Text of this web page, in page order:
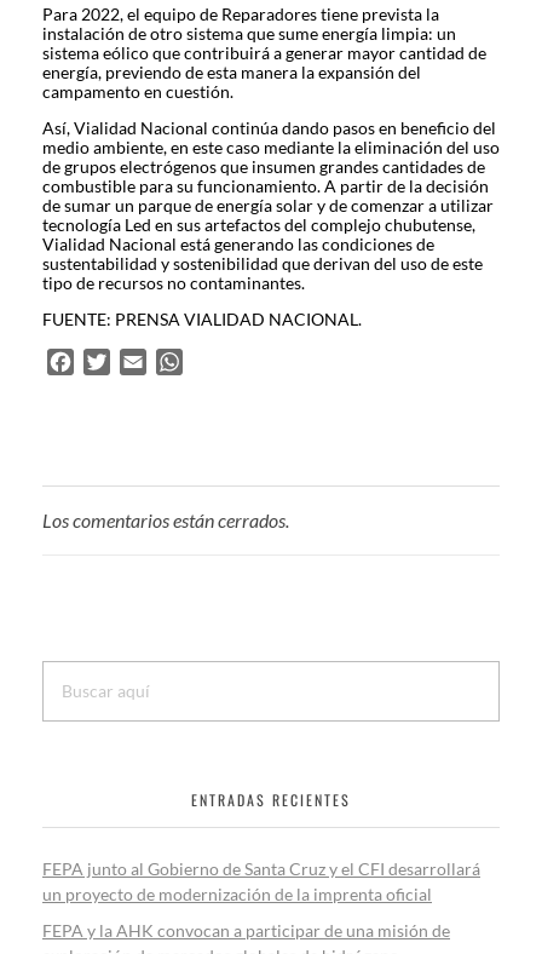
Para 2022, el equipo de Reparadores tiene prevista la
instalación de otro sistema que sume energía limpia: un
sistema eólico que contribuirá a generar mayor cantidad de
energía, previendo de esta manera la expansión del
campamento en cuestión.
Así, Vialidad Nacional continúa dando pasos en beneficio del
medio ambiente, en este caso mediante la eliminación del uso
de grupos electrógenos que insumen grandes cantidades de
combustible para su funcionamiento. A partir de la decisión
de sumar un parque de energía solar y de comenzar a utilizar
tecnología Led en sus artefactos del complejo chubutense,
Vialidad Nacional está generando las condiciones de
sustentabilidad y sostenibilidad que derivan del uso de este
tipo de recursos no contaminantes.
FUENTE: PRENSA VIALIDAD NACIONAL.
o
o
e
r
A
p
Los comentarios están cerrados.
ENTRADAS RECIENTES
FEPA junto al Gobierno de Santa Cruz y el CFI desarrollará
un proyecto de modernización de la imprenta oficial
FEPA y la AHK convocan a participar de una misión de